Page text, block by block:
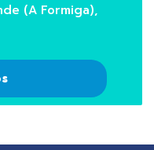
(A Formiga),